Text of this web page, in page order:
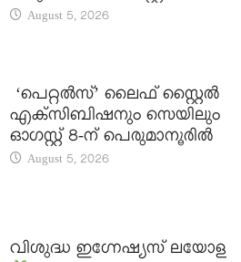
August 5, 2026
‘പെറ്റൽസ്’ ലൈഫ് സ്റ്റൈൽ
എക്സിബിഷനും സെയിലും
ഓഗസ്റ്റ് 8-ന് പെരുമാനൂരിൽ
August 5, 2026
വിശുദ്ധ ഇഗ്നേഷ്യസ് ലയോള